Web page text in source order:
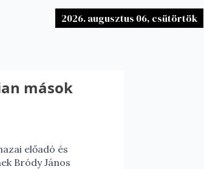
2026. augusztus 06, csütörtök
mások
előadó és
Bródy János